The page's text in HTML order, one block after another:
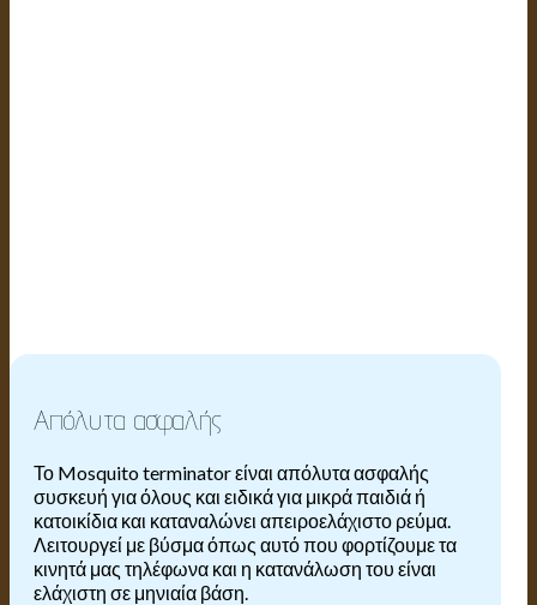
Απόλυτα ασφαλής
Το Mosquito terminator είναι απόλυτα ασφαλής
συσκευή για όλους και ειδικά για μικρά παιδιά ή
κατοικίδια και καταναλώνει απειροελάχιστο ρεύμα.
Λειτουργεί με βύσμα όπως αυτό που φορτίζουμε τα
κινητά μας τηλέφωνα και η κατανάλωση του είναι
ελάχιστη σε μηνιαία βάση.